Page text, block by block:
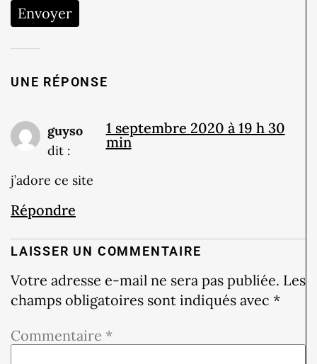
Envoyer
UNE RÉPONSE
guyso
dit :
1 septembre 2020 à 19 h 30
min
j’adore ce site
Répondre
LAISSER UN COMMENTAIRE
Votre adresse e-mail ne sera pas publiée. Les
champs obligatoires sont indiqués avec *
Commentaire *